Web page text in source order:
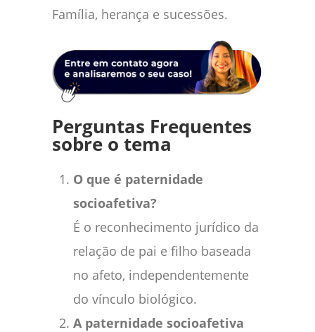
Família, herança e sucessões.
Perguntas Frequentes
sobre o tema
O que é paternidade
socioafetiva?
É o reconhecimento jurídico da
relação de pai e filho baseada
no afeto, independentemente
do vínculo biológico.
A paternidade socioafetiva